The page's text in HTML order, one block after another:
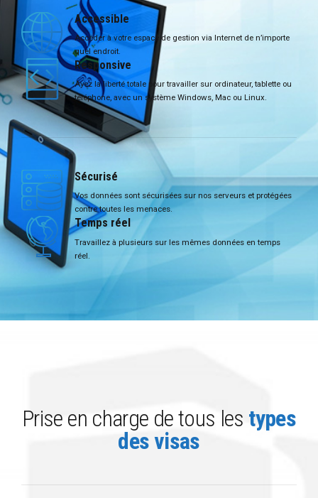
Accessible
Accéder à votre espace de gestion via Internet de n’importe
quel endroit.
Responsive
Ayez la liberté totale pour travailler sur ordinateur, tablette ou
téléphone, avec un système Windows, Mac ou Linux.
Sécurisé
Vos données sont sécurisées sur nos serveurs et protégées
contre toutes les menaces.
Temps réel
Travaillez à plusieurs sur les mêmes données en temps
réel.
Prise en charge de tous les types
des visas